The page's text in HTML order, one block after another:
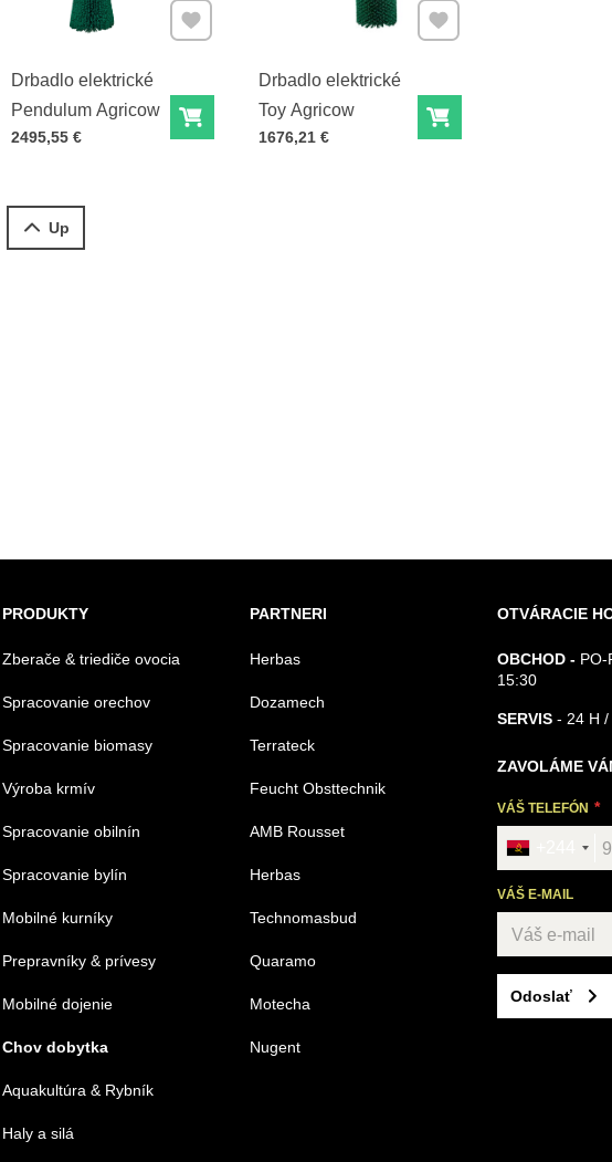
Drbadlo elektrické
Pendulum Agricow
Cena s DPH
2495,55 € Do košíka
Pridať k Obľúbeným
Drbadlo elektrické
Toy Agricow
Cena s DPH
1676,21 € Do košíka
Pridať k Obľúbeným
Up
PRODUKTY
Zberače & triediče ovocia
Spracovanie orechov
Spracovanie biomasy
Výroba krmív
Spracovanie obilnín
Spracovanie bylín
Mobilné kurníky
Prepravníky & prívesy
Mobilné dojenie
Chov dobytka
Aquakultúra & Rybník
Haly a silá
PARTNERI
Herbas
Dozamech
Terrateck
Feucht Obsttechnik
AMB Rousset
Herbas
Technomasbud
Quaramo
Motecha
Nugent
OTVÁRACIE
OBCHOD - PO-
15:30
SERVIS - 24 H /
ZAVOLÁME
VÁŠ TELEFÓN
VÁŠ E-MAIL
Odoslať